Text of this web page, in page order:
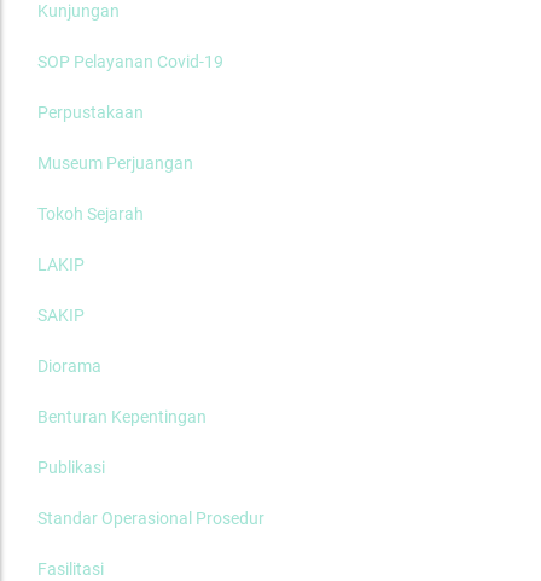
Kunjungan
SOP Pelayanan Covid-19
Perpustakaan
Museum Perjuangan
Tokoh Sejarah
LAKIP
SAKIP
Diorama
Benturan Kepentingan
Publikasi
Standar Operasional Prosedur
Fasilitasi